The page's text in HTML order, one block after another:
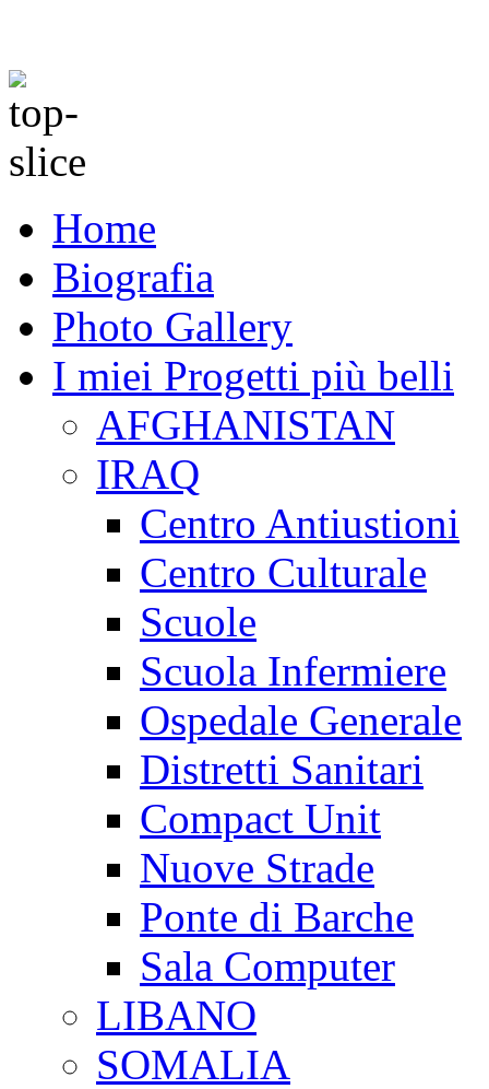
Home
Biografia
Photo Gallery
I miei Progetti più belli
AFGHANISTAN
IRAQ
Centro Antiustioni
Centro Culturale
Scuole
Scuola Infermiere
Ospedale Generale
Distretti Sanitari
Compact Unit
Nuove Strade
Ponte di Barche
Sala Computer
LIBANO
SOMALIA